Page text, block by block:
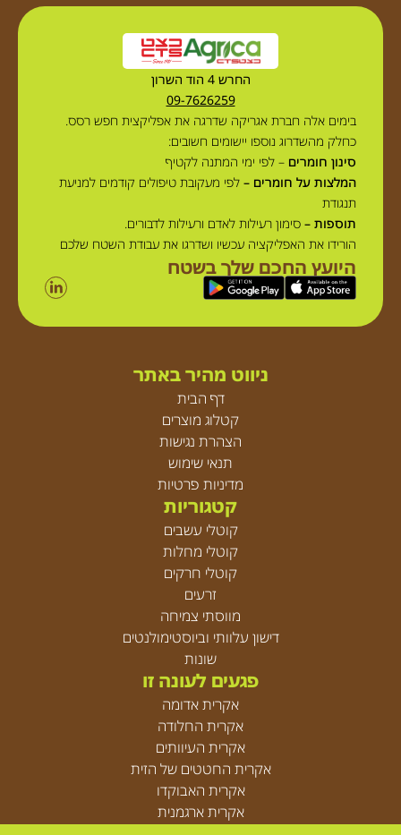
החרש 4 הוד השרון
09-7626259
בימים אלה חברת אגריקה שדרגה את אפליקצית חפש רסס.
כחלק מהשדרוג נוספו יישומים חשובים:
סינון חומרים – לפי ימי המתנה לקטיף
המלצות על חומרים – לפי מעקובת טיפולים קודמים למניעת
תנגודת
תוספות – סימון רעילות לאדם ורעילות לדבורים.
הורידו את האפליקציה עכשיו ושדרגו את עבודת השטח שלכם
היועץ החכם שלך בשטח
ניווט מהיר באתר
דף הבית
קטלוג מוצרים
הצהרת נגישות
תנאי שימוש
מדיניות פרטיות
קטגוריות
קוטלי עשבים
קוטלי מחלות
קוטלי חרקים
זרעים
מווסתי צמיחה
דישון עלוותי וביוסטימולנטים
שונות
פגעים לעונה זו
אקרית אדומה
אקרית החלודה
אקרית העיוותים
אקרית החטטים של הזית
אקרית האבוקדו
אקרית ארגמנית